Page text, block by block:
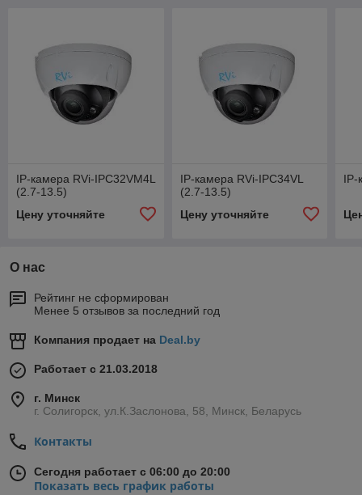
IP-камера RVi-IPC32VM4L
(2.7-13.5)
Цену уточняйте
IP-камера RVi-IPC34VL
(2.7-13.5)
Цену уточняйте
IP-
О нас
Рейтинг не сформирован
Менее 5 отзывов за последний год
Компания продает на Deal.by
Работает с 21.03.2018
г. Минск
г. Солигорск, ул.К.Заслонова, 58, Минск, Беларусь
Контакты
Сегодня работает с 06:00 до 20:00
Показать весь график работы